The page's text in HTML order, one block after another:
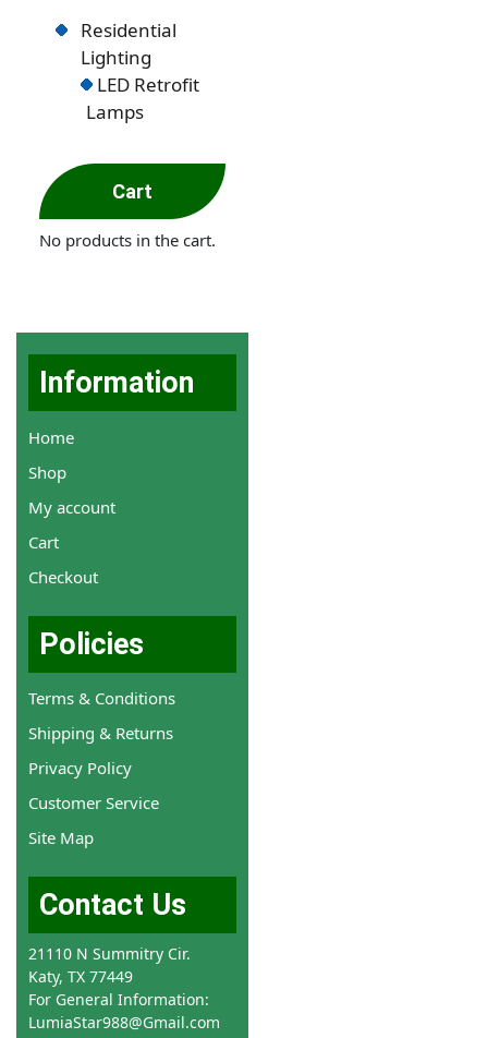
Residential
Lighting
LED Retrofit
Lamps
Cart
No products in the cart.
Information
Home
Shop
My account
Cart
Checkout
Policies
Terms & Conditions
Shipping & Returns
Privacy Policy
Customer Service
Site Map
Contact Us
21110 N Summitry Cir.
Katy, TX 77449
For General Information:
LumiaStar988@Gmail.com